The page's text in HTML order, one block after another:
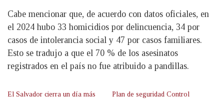
Cabe mencionar que, de acuerdo con datos oficiales, en
el 2024 hubo 33 homicidios por delincuencia, 34 por
casos de intolerancia social y 47 por casos familiares.
Esto se tradujo a que el 70 % de los asesinatos
registrados en el país no fue atribuido a pandillas.
El Salvador cierra un día más
Plan de seguridad Control